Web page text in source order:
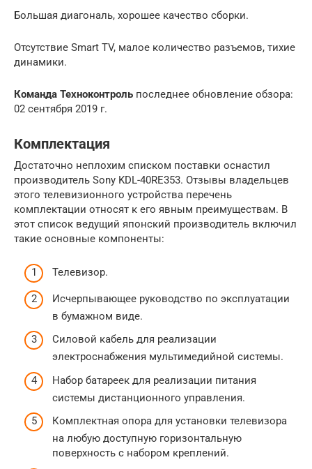
Большая диагональ, хорошее качество сборки.
Отсутствие Smart TV, малое количество разъемов, тихие
динамики.
Команда Техноконтроль последнее обновление обзора:
02 сентября 2019 г.
Комплектация
Достаточно неплохим списком поставки оснастил
производитель Sony KDL-40RE353. Отзывы владельцев
этого телевизионного устройства перечень
комплектации относят к его явным преимуществам. В
этот список ведущий японский производитель включил
такие основные компоненты:
Телевизор.
Исчерпывающее руководство по эксплуатации
в бумажном виде.
Силовой кабель для реализации
электроснабжения мультимедийной системы.
Набор батареек для реализации питания
системы дистанционного управления.
Комплектная опора для установки телевизора
на любую доступную горизонтальную
поверхность с набором креплений.